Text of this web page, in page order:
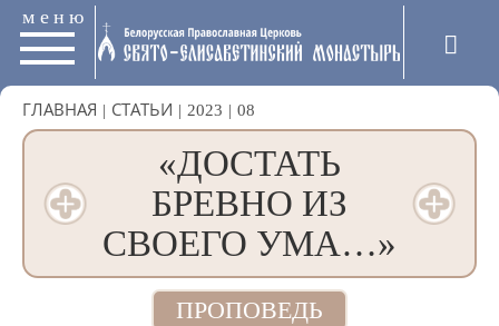
меню
ГЛАВНАЯ | СТАТЬИ | 2023 | 08
«ДОСТАТЬ
БРЕВНО ИЗ
СВОЕГО УМА…»
ПРОПОВЕДЬ